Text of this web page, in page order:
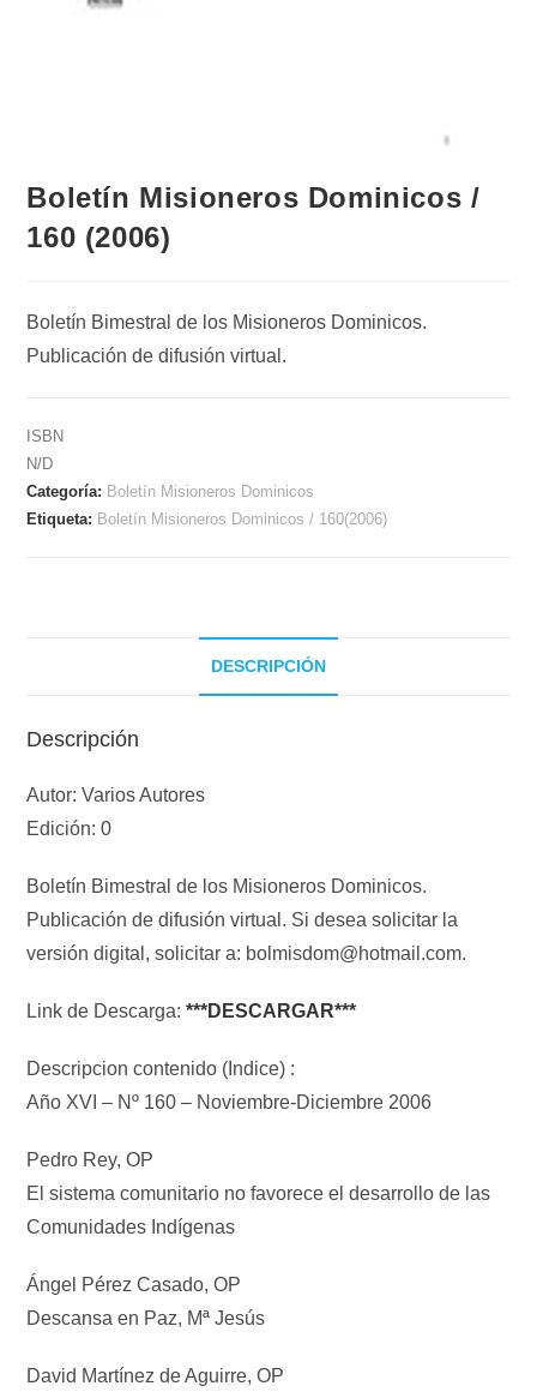
Boletín Misioneros Dominicos /
160 (2006)
Boletín Bimestral de los Misioneros Dominicos.
Publicación de difusión virtual.
ISBN
N/D
Categoría: Boletín Misioneros Dominicos
Etiqueta: Boletín Misioneros Dominicos / 160(2006)
DESCRIPCIÓN
Descripción
Autor: Varios Autores
Edición: 0
Boletín Bimestral de los Misioneros Dominicos.
Publicación de difusión virtual. Si desea solicitar la
versión digital, solicitar a: bolmisdom@hotmail.com.
Link de Descarga:***DESCARGAR***
Descripcion contenido (Indice) :
Año XVI – Nº 160 – Noviembre-Diciembre 2006
Pedro Rey, OP
El sistema comunitario no favorece el desarrollo de las
Comunidades Indígenas
Ángel Pérez Casado, OP
Descansa en Paz, Mª Jesús
David Martínez de Aguirre, OP